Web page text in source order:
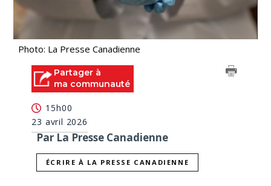
Photo: La Presse Canadienne
Partager à
ma communauté
15h00
23 avril 2026
Par La Presse Canadienne
ÉCRIRE À LA PRESSE CANADIENNE